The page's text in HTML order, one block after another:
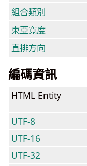
組合類別
東亞寬度
直排方向
編碼資訊
HTML Entity
UTF-8
UTF-16
UTF-32